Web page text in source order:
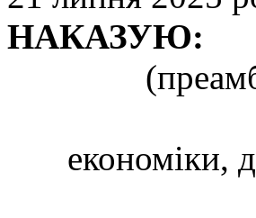
НАКАЗУЮ:
економіки,